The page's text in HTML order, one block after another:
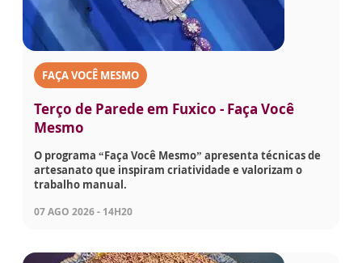
FAÇA VOCÊ MESMO
Terço de Parede em Fuxico - Faça Você
Mesmo
O programa “Faça Você Mesmo” apresenta técnicas de
artesanato que inspiram criatividade e valorizam o
trabalho manual.
07 AGO 2026 - 14H20